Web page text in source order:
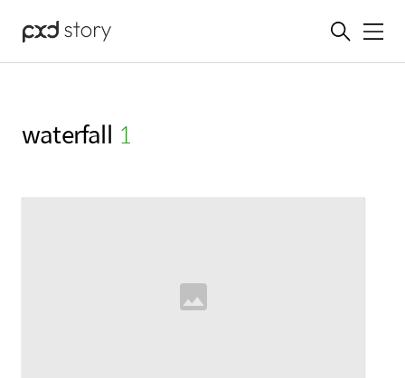
메뉴
waterfall (1)